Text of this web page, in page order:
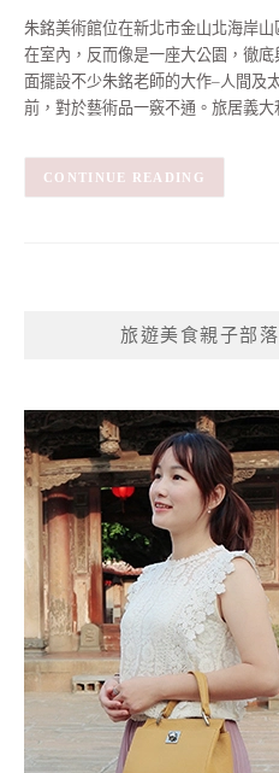
朱銘美術館位在新北市金山北海岸
在室內，反而像是一座大公園，徹
面擺設不少朱銘老師的大作–人間及
前，對於藝術品一竅不通。旅居義大
CONTINUE READING
旅遊美食親子部